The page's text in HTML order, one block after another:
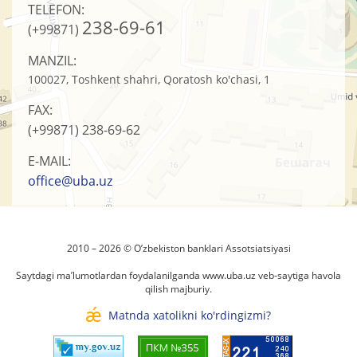
TELEFON:
(+99871) 238-69-61
MANZIL:
100027, Toshkent shahri, Qoratosh ko'chasi, 1
FAX:
(+99871) 238-69-62
E-MAIL:
office@uba.uz
2010 – 2026 © O’zbеkistоn banklari Assоtsiatsiyasi
Saytdagi ma’lumotlardan foydalanilganda www.uba.uz veb-saytiga havola
qilish majburiy.
Matnda xatolikni ko'rdingizmi?